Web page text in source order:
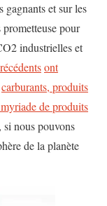
gagnants et sur les
pour
industrielles et
ont
carburants, produits
de produits
si nous pouvons
de la planète